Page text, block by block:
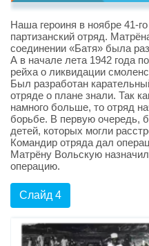
Наша героиня в ноябре 41-
партизанский отряд.
соединении «Батя» была
А в начале лета 1942 года
рейха о ликвидации
Был разработан
отряде о плане знали. Так
намного больше, то отряд
борьбе. В первую очередь,
детей, которых могли
Командир отряда дал
Матрёну Вольскую
операцию.
Слайд 4